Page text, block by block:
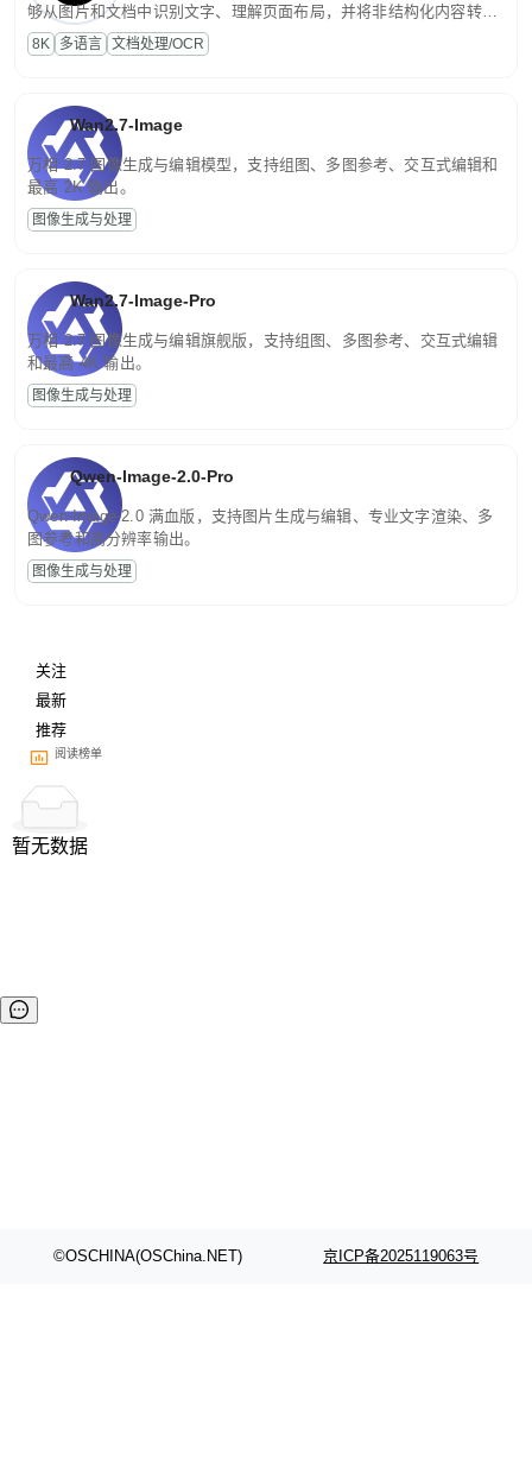
够从图片和文档中识别文字、理解页面布局，并将非结构化内容转换
为便于存储、检索和二次处理的结构化结果。
8K 多语言 文档处理/OCR
Wan2.7-Image
万相 2.7 图像生成与编辑模型，支持组图、多图参考、交互式编辑和
最高 2K 输出。
图像生成与处理
Wan2.7-Image-Pro
万相 2.7 图像生成与编辑旗舰版，支持组图、多图参考、交互式编辑
和最高 4K 输出。
图像生成与处理
Qwen-Image-2.0-Pro
Qwen-Image-2.0 满血版，支持图片生成与编辑、专业文字渲染、多
图参考和高分辨率输出。
图像生成与处理
关注
最新
推荐
阅读榜单
暂无数据
©OSCHINA(OSChina.NET) 京ICP备2025119063号